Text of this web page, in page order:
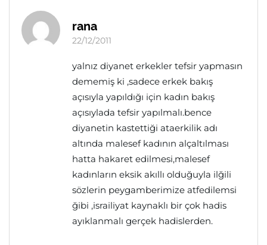
rana
22/12/2011
yalnız diyanet erkekler tefsir yapmasın
dememiş ki ,sadece erkek bakış
açısıyla yapıldığı için kadın bakış
açısıylada tefsir yapılmalı.bence
diyanetin kastettiği ataerkilik adı
altında malesef kadının alçaltılması
hatta hakaret edilmesi,malesef
kadınların eksik akıllı olduğuyla ilğili
sözlerin peygamberimize atfedilemsi
ğibi ,israiliyat kaynaklı bir çok hadis
ayıklanmalı gerçek hadislerden.